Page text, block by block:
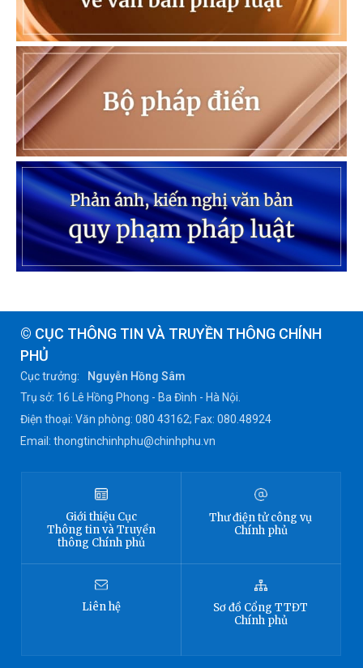
© CỤC THÔNG TIN VÀ TRUYỀN THÔNG CHÍNH
PHỦ
Cục trưởng:
Nguyễn Hồng Sâm
Trụ sở: 16 Lê Hồng Phong - Ba Đình - Hà Nội.
Điện thoại: Văn phòng: 080 43162; Fax: 080.48924
Email: thongtinchinhphu@chinhphu.vn
Giới thiệu Cục
Thông tinvà Truyền
thông Chính phủ
Thư điện tử công vụ
Chính phủ
Liên hệ Sơ đồ Cổng TTĐT
Chính phủ